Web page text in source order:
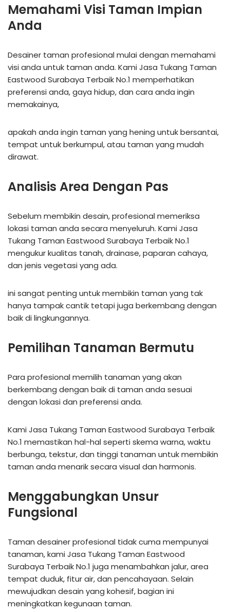
Memahami Visi Taman Impian
Anda
Desainer taman profesional mulai dengan memahami
visi anda untuk taman anda. Kami Jasa Tukang Taman
Eastwood Surabaya Terbaik No.1 memperhatikan
preferensi anda, gaya hidup, dan cara anda ingin
memakainya,
apakah anda ingin taman yang hening untuk bersantai,
tempat untuk berkumpul, atau taman yang mudah
dirawat.
Analisis Area Dengan Pas
Sebelum membikin desain, profesional memeriksa
lokasi taman anda secara menyeluruh. Kami Jasa
Tukang Taman Eastwood Surabaya Terbaik No.1
mengukur kualitas tanah, drainase, paparan cahaya,
dan jenis vegetasi yang ada.
ini sangat penting untuk membikin taman yang tak
hanya tampak cantik tetapi juga berkembang dengan
baik di lingkungannya.
Pemilihan Tanaman Bermutu
Para profesional memilih tanaman yang akan
berkembang dengan baik di taman anda sesuai
dengan lokasi dan preferensi anda.
Kami Jasa Tukang Taman Eastwood Surabaya Terbaik
No.1 memastikan hal-hal seperti skema warna, waktu
berbunga, tekstur, dan tinggi tanaman untuk membikin
taman anda menarik secara visual dan harmonis.
Menggabungkan Unsur
Fungsional
Taman desainer profesional tidak cuma mempunyai
tanaman, kami Jasa Tukang Taman Eastwood
Surabaya Terbaik No.1 juga menambahkan jalur, area
tempat duduk, fitur air, dan pencahayaan. Selain
mewujudkan desain yang kohesif, bagian ini
meningkatkan kegunaan taman.